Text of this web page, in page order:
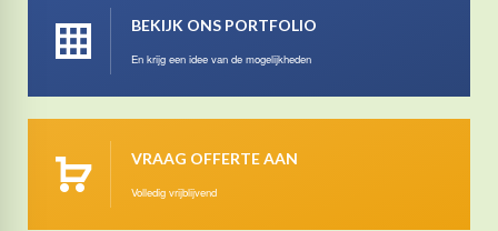
BEKIJK ONS PORTFOLIO
En krijg een idee van de mogelijkheden
VRAAG OFFERTE AAN
Volledig vrijblijvend